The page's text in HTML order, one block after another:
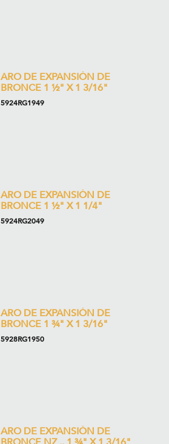
ARO DE EXPANSIÓN DE
BRONCE 1 ½" X 1 3/16"
5924RG1949
ARO DE EXPANSIÓN DE
BRONCE 1 ½" X 1 1/4"
5924RG2049
ARO DE EXPANSIÓN DE
BRONCE 1 ¾" X 1 3/16"
5928RG1950
ARO DE EXPANSIÓN DE